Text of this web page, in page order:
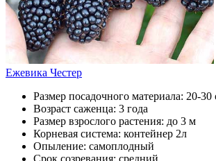
Ежевика Честер
Размер посадочного материала: 20-30
Возраст саженца: 3 года
Размер взрослого растения: до 3 м
Корневая система: контейнер 2л
Опыление: самоплодный